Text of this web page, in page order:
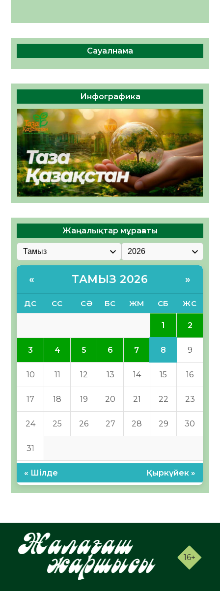
Сауалнама
Инфографика
Жаңалықтар мұрағаты
« ТАМЫЗ 2026 »
ДС СС СӘ БС ЖМ СБ ЖС
1 2
3 4 5 6 7 8 9
10 11 12 13 14 15 16
17 18 19 20 21 22 23
24 25 26 27 28 29 30
31
« Шілде Қыркүйек »
16+